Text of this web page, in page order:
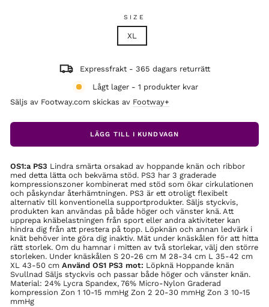
SIZE
XL
Expressfrakt - 365 dagars returrätt
Lågt lager - 1 produkter kvar
Säljs av Footway.com skickas av Footway+
LÄGG TILL I KUNDVAGN
OS1:a PS3 Lindra smärta orsakad av hoppande knän och ribbor
med detta lätta och bekväma stöd. PS3 har 3 graderade
kompressionszoner kombinerat med stöd som ökar cirkulationen
och påskyndar återhämtningen. PS3 är ett otroligt flexibelt
alternativ till konventionella supportprodukter. Säljs styckvis,
produkten kan användas på både höger och vänster knä. Att
upprepa knäbelastningen från sport eller andra aktiviteter kan
hindra dig från att prestera på topp. Löpknän och annan ledvärk i
knät behöver inte göra dig inaktiv. Mät under knäskålen för att hitta
rätt storlek. Om du hamnar i mitten av två storlekar, välj den större
storleken. Under knäskålen S 20-26 cm M 28-34 cm L 35-42 cm
XL 43-50 cm Använd OS1 PS3 mot: Löpknä Hoppande knän
Svullnad Säljs styckvis och passar både höger och vänster knän.
Material: 24% Lycra Spandex, 76% Micro-Nylon Graderad
kompression Zon 1 10-15 mmHg Zon 2 20-30 mmHg Zon 3 10-15
mmHg